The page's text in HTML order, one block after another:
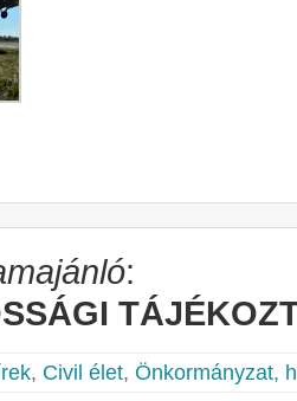
:
, Civil élet, Önkormányzat,